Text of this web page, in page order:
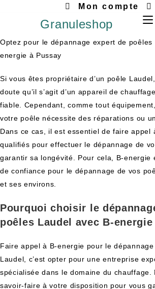
Mon compte
Granuleshop
Optez pour le dépannage expert de poêles
energie à Pussay
Si vous êtes propriétaire d’un poêle
doute qu’il s’agit d’un appareil de
fiable. Cependant, comme tout
votre poêle nécessite des réparations ou
Dans ce cas, il est essentiel de faire appel
qualifiés pour effectuer le dépannage de
garantir sa longévité. Pour cela, B-energie
de confiance pour le dépannage de vos
et ses environs.
Pourquoi choisir le
poêles Laudel avec B-
Faire appel à B-energie pour le
Laudel, c’est opter pour une entreprise
spécialisée dans le domaine du chauffage.
savoir-faire à votre disposition pour vous